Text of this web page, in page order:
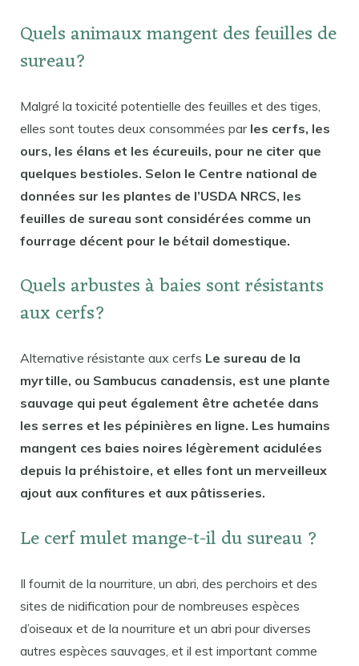
Quels animaux mangent des feuilles de
sureau?
Malgré la toxicité potentielle des feuilles et des tiges,
elles sont toutes deux consommées par les cerfs, les
ours, les élans et les écureuils, pour ne citer que
quelques bestioles. Selon le Centre national de
données sur les plantes de l’USDA NRCS, les
feuilles de sureau sont considérées comme un
fourrage décent pour le bétail domestique.
Quels arbustes à baies sont résistants
aux cerfs?
Alternative résistante aux cerfs Le sureau de la
myrtille, ou Sambucus canadensis, est une plante
sauvage qui peut également être achetée dans
les serres et les pépinières en ligne. Les humains
mangent ces baies noires légèrement acidulées
depuis la préhistoire, et elles font un merveilleux
ajout aux confitures et aux pâtisseries.
Le cerf mulet mange-t-il du sureau ?
Il fournit de la nourriture, un abri, des perchoirs et des
sites de nidification pour de nombreuses espèces
d’oiseaux et de la nourriture et un abri pour diverses
autres espèces sauvages, et il est important comme